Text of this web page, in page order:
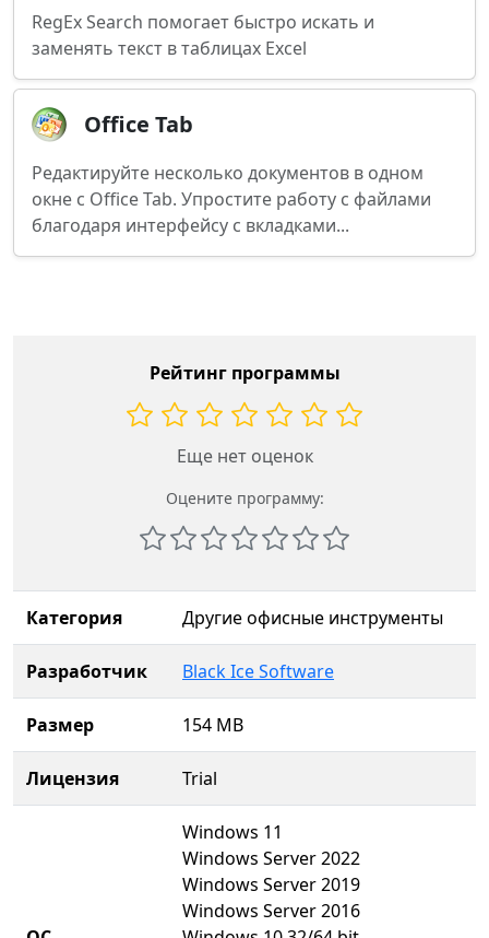
RegEx Search помогает быстро искать и
заменять текст в таблицах Excel
Office Tab
Редактируйте несколько документов в одном
окне с Office Tab. Упростите работу с файлами
благодаря интерфейсу с вкладками...
Рейтинг программы
Еще нет оценок
Оцените программу:
Категория Другие офисные инструменты
Разработчик Black Ice Software
Размер 154 MB
Лицензия Trial
Windows 11
Windows Server 2022
Windows Server 2019
Windows Server 2016